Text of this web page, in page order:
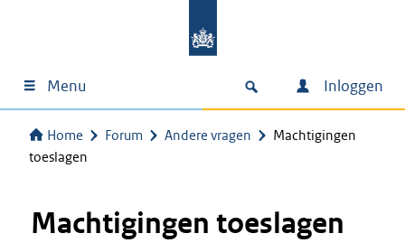
Menu Inloggen
Home Forum Andere vragen
Machtigingen
toeslagen
Machtigingen toeslagen